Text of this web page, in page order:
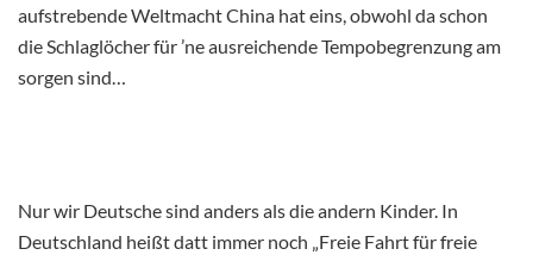
aufstrebende Weltmacht China hat eins, obwohl da schon
die Schlaglöcher für ’ne ausreichende Tempobegrenzung am
sorgen sind…
Nur wir Deutsche sind anders als die andern Kinder. In
Deutschland heißt datt immer noch „Freie Fahrt für freie